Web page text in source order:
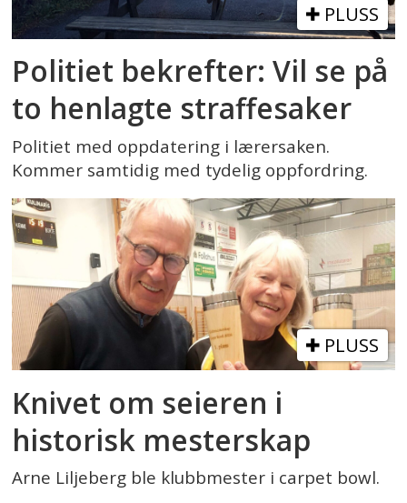
PLUSS
Politiet bekrefter: Vil se på
to henlagte straffesaker
Politiet med oppdatering i lærersaken.
Kommer samtidig med tydelig oppfordring.
PLUSS
Knivet om seieren i
historisk mesterskap
Arne Liljeberg ble klubbmester i carpet bowl.